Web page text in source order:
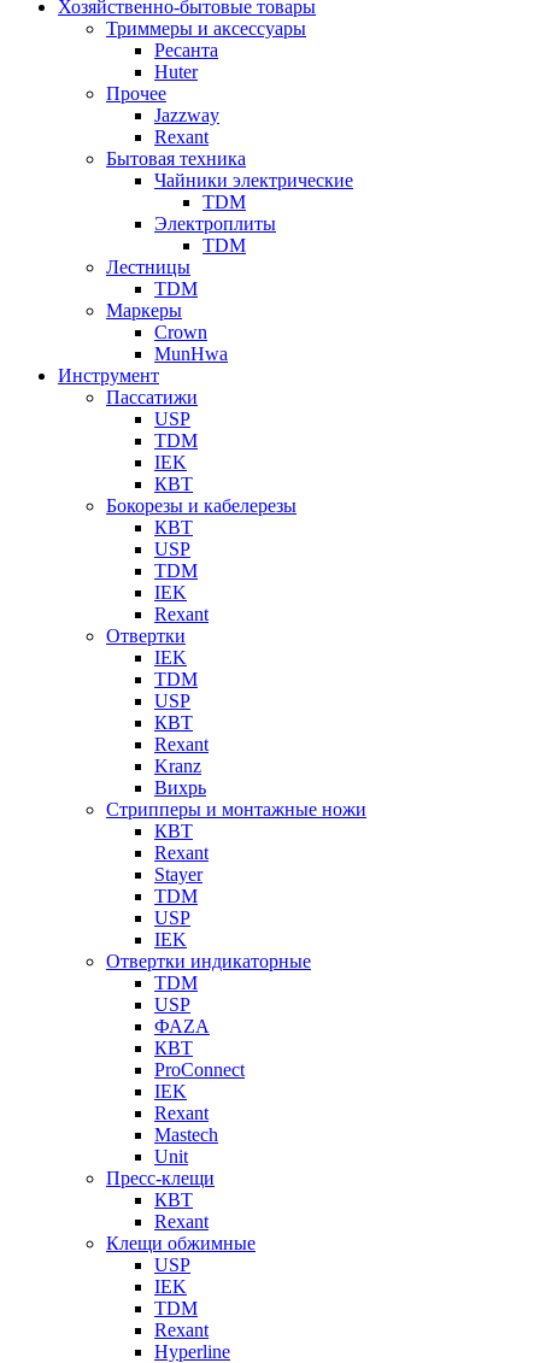
Хозяйственно-бытовые товары
Триммеры и аксессуары
Ресанта
Huter
Прочее
Jazzway
Rexant
Бытовая техника
Чайники электрические
TDM
Электроплиты
TDM
Лестницы
TDM
Маркеры
Crown
MunHwa
Инструмент
Пассатижи
USP
TDM
IEK
КВТ
Бокорезы и кабелерезы
КВТ
USP
TDM
IEK
Rexant
Отвертки
IEK
TDM
USP
КВТ
Rexant
Kranz
Вихрь
Стрипперы и монтажные ножи
КВТ
Rexant
Stayer
TDM
USP
IEK
Отвертки индикаторные
TDM
USP
ФАZА
КВТ
ProConnect
IEK
Rexant
Mastech
Unit
Пресс-клещи
КВТ
Rexant
Клещи обжимные
USP
IEK
TDM
Rexant
Hyperline